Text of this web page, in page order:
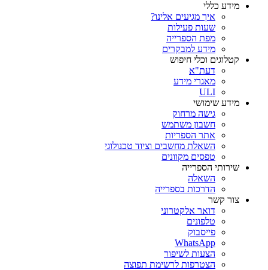
מידע כללי
איך מגיעים אלינו?
שעות פעילות
מפת הספרייה
מידע למבקרים
קטלוגים וכלי חיפוש
דעת"א
מאגרי מידע
ULI
מידע שימושי
גישה מרחוק
חשבון משתמש
אתר הספריות
השאלת מחשבים וציוד טכנולוגי
טפסים מקוונים
שירותי הספרייה
השאלה
הדרכות בספרייה
צור קשר
דואר אלקטרוני
טלפונים
פייסבוק
WhatsApp
הצעות לשיפור
הצטרפות לרשימת תפוצה